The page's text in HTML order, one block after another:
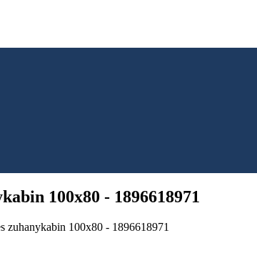
100x80 - 1896618971
zuhanykabin 100x80 - 1896618971